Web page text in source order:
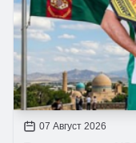
07 Август 2026